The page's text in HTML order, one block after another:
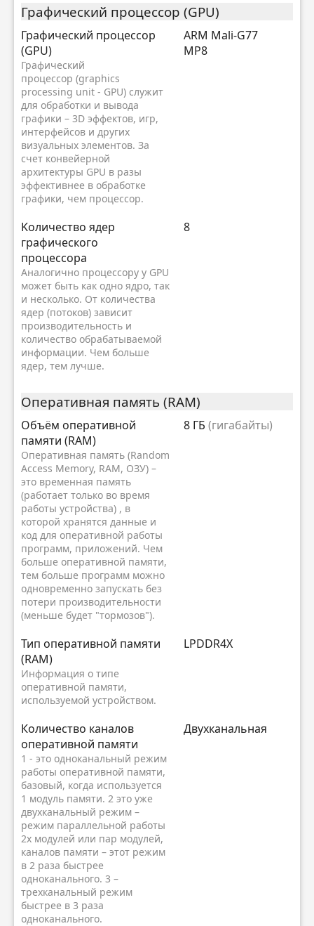
Графический процессор (GPU)
Графический процессор
(GPU)
Графический
процессор (graphics
processing unit - GPU) служит
для обработки и вывода
графики – 3D эффектов, игр,
интерфейсов и других
визуальных элементов. За
счет конвейерной
архитектуры GPU в разы
эффективнее в обработке
графики, чем процессор.
ARM Mali-G77
MP8
Kоличество ядер
графического
процессора
Аналогично процессору у GPU
может быть как одно ядро, так
и несколько. От количества
ядер (потоков) зависит
производительность и
количество обрабатываемой
информации. Чем больше
ядер, тем лучше.
8
Оперативная память (RAM)
Объём оперативной
памяти (RAM)
Оперативная память (Random
Access Memory, RAM, ОЗУ) –
это временная память
(работает только во время
работы устройства) , в
которой хранятся данные и
код для оперативной работы
программ, приложений. Чем
больше оперативной памяти,
тем больше программ можно
одновременно запускать без
потери производительности
(меньше будет "тормозов").
8 ГБ (гигабайты)
Тип оперативной памяти
(RAM)
Информация о типе
оперативной памяти,
используемой устройством.
LPDDR4X
Количество каналов
оперативной памяти
1 - это одноканальный режим
работы оперативной памяти,
базовый, когда используется
1 модуль памяти. 2 это уже
двухканальный режим –
режим параллельной работы
2х модулей или пар модулей,
каналов памяти – этот режим
в 2 раза быстрее
одноканального. 3 –
трехканальный режим
быстрее в 3 раза
одноканального.
Двухканальная